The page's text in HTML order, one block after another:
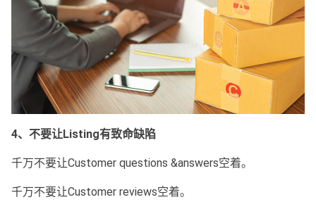
4、不要让Listing有致命缺陷
千万不要让Customer questions &answers空着。
千万不要让Customer reviews空着。